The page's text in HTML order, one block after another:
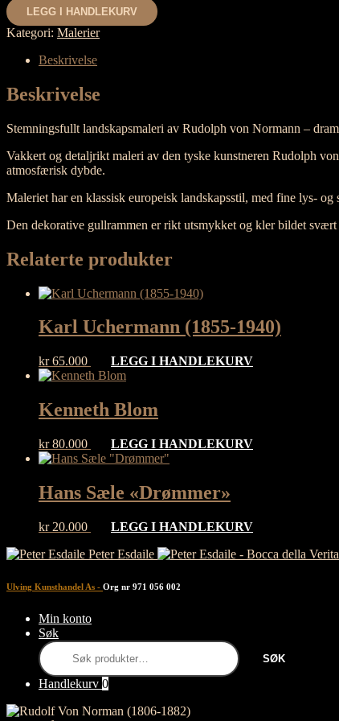
(1806-
1882)
LEGG I HANDLEKURV
Kategori: Malerier
Beskrivelse
Beskrivelse
Stemningsfullt landskapsmaleri av Rudolph von Normann –
Vakkert og detaljrikt maleri av den tyske kunstneren Rudolph
atmosfærisk dybde.
Maleriet har en klassisk europeisk landskapsstil, med fine lys-
Den dekorative gullrammen er rikt utsmykket og kler bildet
Relaterte produkter
Karl Uchermann (1855-1940)
kr65.000 LEGG I HANDLEKURV
Kenneth Blom
kr80.000 LEGG I HANDLEKURV
Hans Sæle «Drømmer»
kr20.000
LEGG I HANDLEKURV
Peter Esdaile
Ulving Kunsthandel As - Org nr 971 056 002
Min konto
Søk
Søk
etter:
SØK
Handlekurv 0